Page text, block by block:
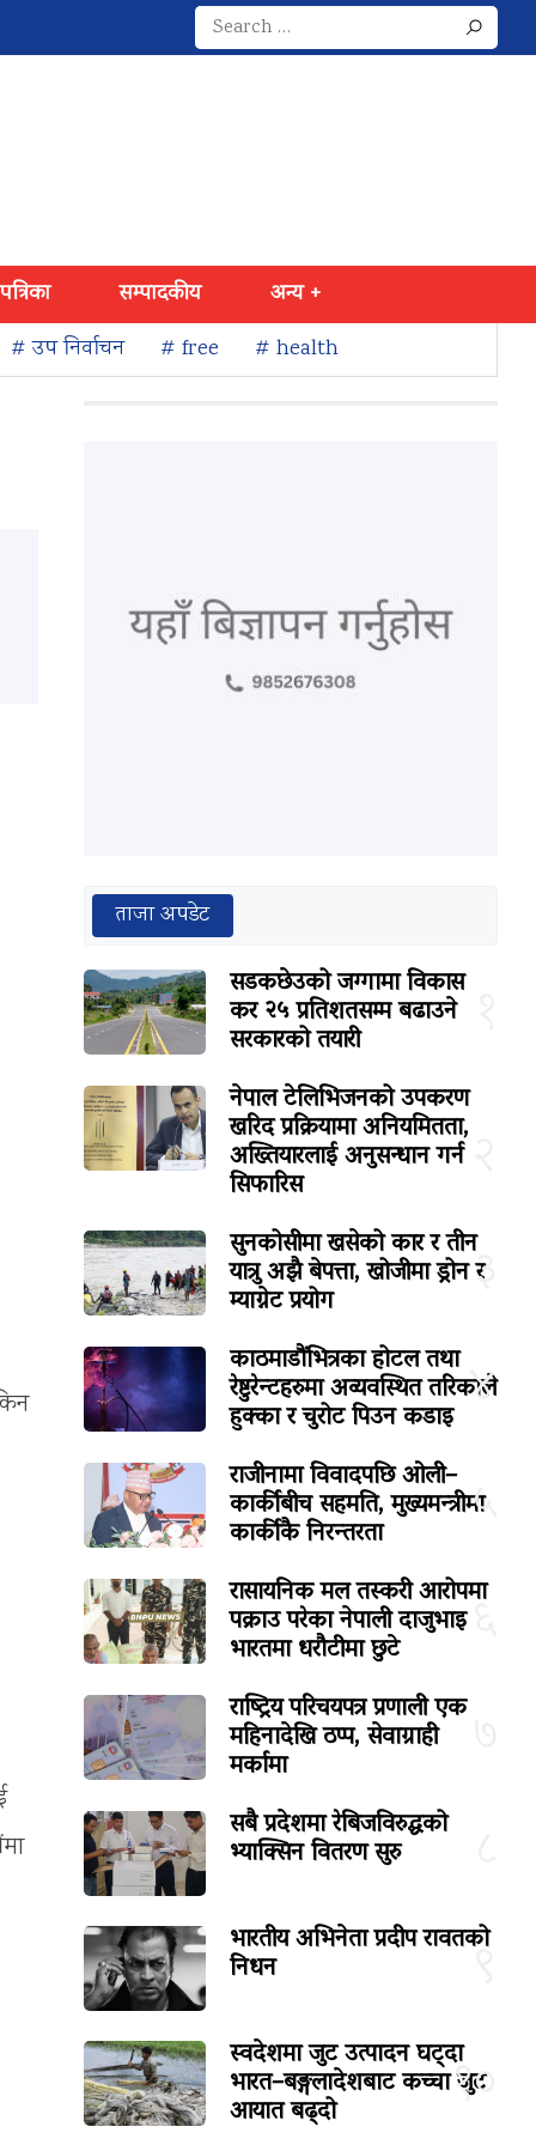
Search
for:
सम्पादकीय
अन्य +
# उप निर्वाचन
# free # health
ताजा अपडेट
सडकछेउको जग्गामा विकास
कर २५ प्रतिशतसम्म बढाउने
सरकारको तयारी
नेपाल टेलिभिजनको उपकरण
खरिद प्रक्रियामा अनियमितता,
अख्तियारलाई अनुसन्धान गर्न
सिफारिस
३
सुनकोसीमा खसेको कार र तीन
यात्रु अझै बेपत्ता, खोजीमा ड्रोन र
म्याग्नेट प्रयोग
४
काठमाडौंभित्रका होटल तथा
रेष्टुरेन्टहरुमा अव्यवस्थित तरिकाले
हुक्का र चुरोट पिउन कडाइ
५
राजीनामा विवादपछि ओली–
कार्कीबीच सहमति, मुख्यमन्त्रीमा
कार्कीकै निरन्तरता
६
रासायनिक मल तस्करी आरोपमा
पक्राउ परेका नेपाली दाजुभाइ
भारतमा धरौटीमा छुटे
राष्ट्रिय परिचयपत्र प्रणाली एक
महिनादेखि ठप्प, सेवाग्राही
मर्कामा
सबै प्रदेशमा रेबिजविरुद्धको
भ्याक्सिन वितरण सुरु
९
भारतीय अभिनेता प्रदीप रावतको
निधन
१०
स्वदेशमा जुट उत्पादन घट्दा
भारत–बङ्गलादेशबाट कच्चा जुट
आयात बढ्दो